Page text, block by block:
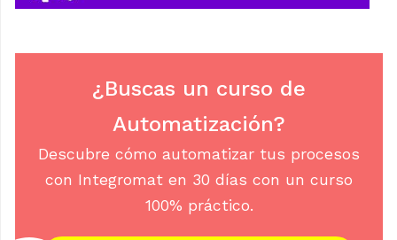
¿Buscas un curso de
Automatización?
Descubre cómo automatizar tus procesos
con Integromat en 30 días con un curso
100% práctico.